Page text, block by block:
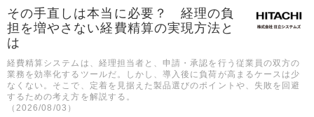
その手直しは本当に必要？ 経理の負
担を増やさない経費精算の実現方法と
は
経費精算システムは、経理担当者と、申請・承認を行う従業員の双方の
業務を効率化するツールだ。しかし、導入後に負荷が高まるケースは少
なくない。そこで、定着を見据えた製品選びのポイントや、失敗を回避
するための考え方を解説する。
（2026/08/03）